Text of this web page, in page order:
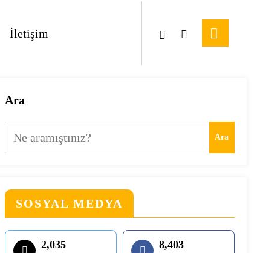
İletişim
Ara
Ara
SOSYAL MEDYA
2,035 8,403